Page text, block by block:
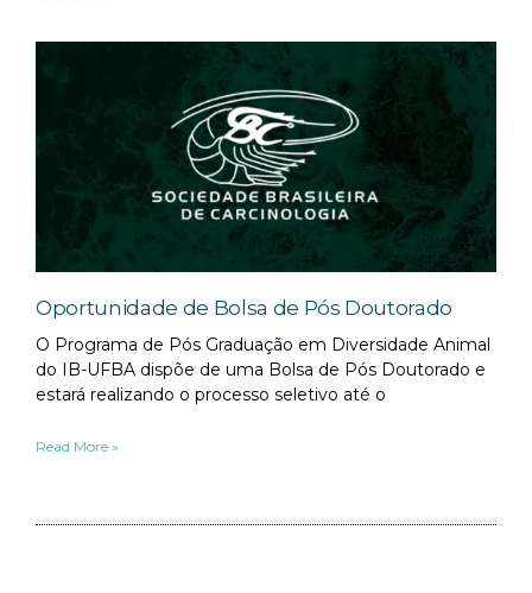
Oportunidade de Bolsa de Pós Doutorado
O Programa de Pós Graduação em Diversidade Animal
do IB-UFBA dispõe de uma Bolsa de Pós Doutorado e
estará realizando o processo seletivo até o
Read More »